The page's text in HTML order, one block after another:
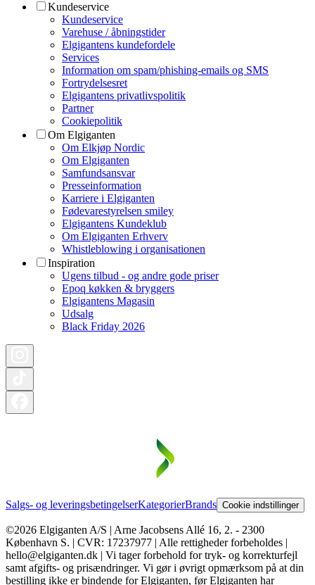
Kundeservice
Kundeservice
Varehuse / åbningstider
Elgigantens kundefordele
Services
Information om spam/phishing-emails og SMS
Fortrydelsesret
Elgigantens privatlivspolitik
Partner
Cookiepolitik
Om Elgiganten
Om Elkjøp Nordic
Om Elgiganten
Samfundsansvar
Presseinformation
Karriere i Elgiganten
Fødevarestyrelsen smiley
Elgigantens Kundeklub
Om Elgiganten Erhverv
Whistleblowing i organisationen
Inspiration
Ugens tilbud - og andre gode priser
Epoq køkken & bryggers
Elgigantens Magasin
Udsalg
Black Friday 2026
Salgs- og leveringsbetingelserKategorierBrands Cookie indstillinger
©2026 Elgiganten A/S | Arne Jacobsens Allé 16, 2. - 2300
København S. | CVR: 17237977 | Alle rettigheder forbeholdes |
hello@elgiganten.dk | Vi tager forbehold for tryk- og korrekturfejl
samt afgifts- og prisændringer. Vi gør i øvrigt opmærksom på at din
bestilling ikke er bindende for Elgiganten, før Elgiganten har